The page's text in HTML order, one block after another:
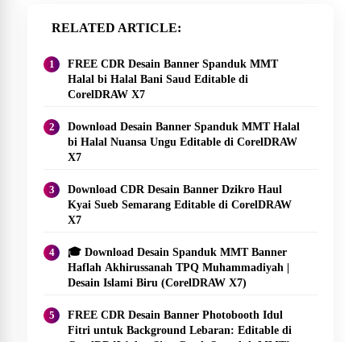
RELATED ARTICLE
FREE CDR Desain Banner Spanduk MMT
Halal bi Halal Bani Saud Editable di
CorelDRAW X7
Download Desain Banner Spanduk MMT Halal
bi Halal Nuansa Ungu Editable di CorelDRAW
X7
Download CDR Desain Banner Dzikro Haul
Kyai Sueb Semarang Editable di CorelDRAW
X7
🎓 Download Desain Spanduk MMT Banner
Haflah Akhirussanah TPQ Muhammadiyah |
Desain Islami Biru (CorelDRAW X7)
FREE CDR Desain Banner Photobooth Idul
Fitri untuk Background Lebaran: Editable di